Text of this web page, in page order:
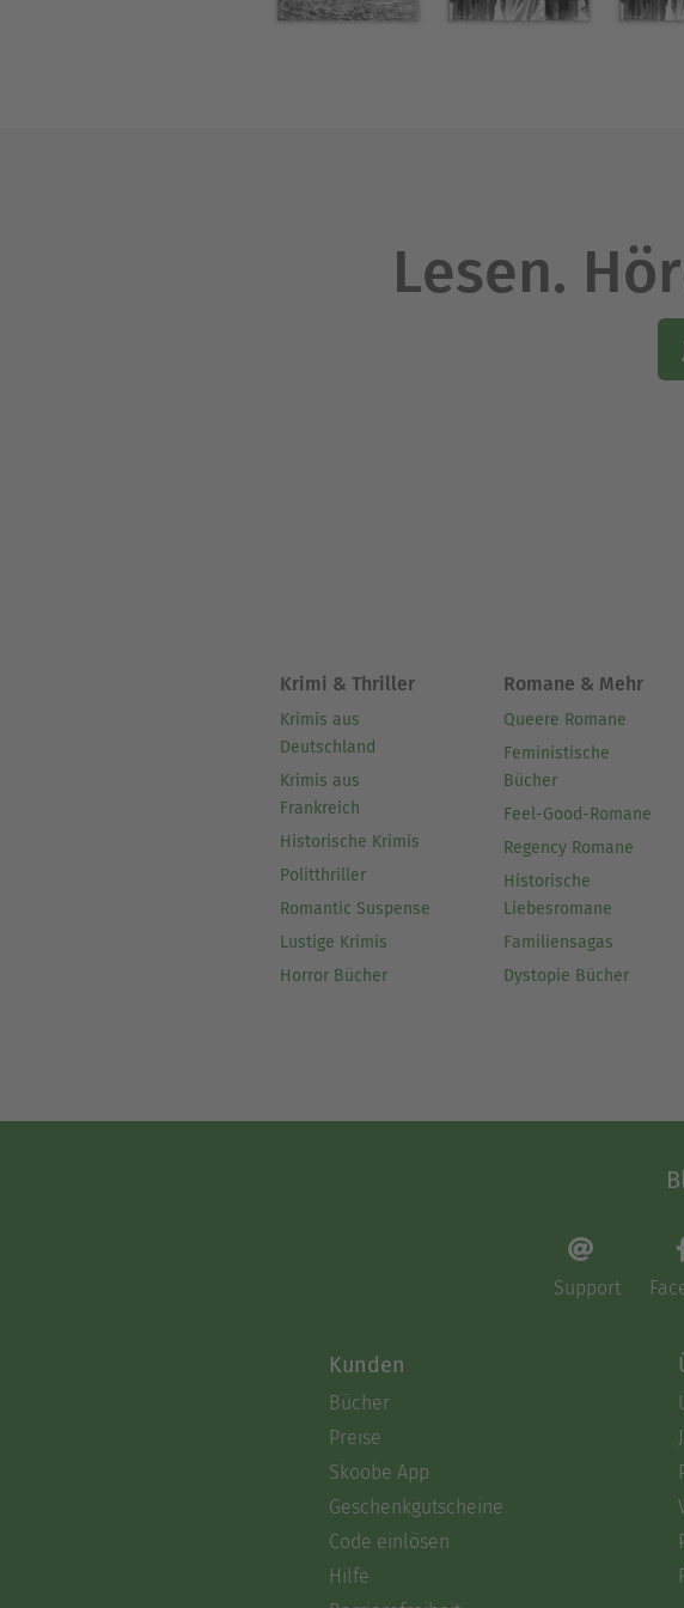
Lesen.
Krimi & Thriller
Krimis aus
Deutschland
Krimis aus
Frankreich
Historische Krimis
Politthriller
Romantic Suspense
Lustige Krimis
Horror Bücher
Romane & Mehr
Queere Romane
Feministische
Bücher
Feel-Good-Romane
Regency Romane
Historische
Liebesromane
Familiensagas
Dystopie Bücher
Support
Kunden
Bücher
Preise
Skoobe App
Geschenkgutscheine
Code einlösen
Hilfe